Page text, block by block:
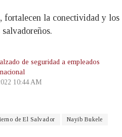
fortalecen la conectividad y
de seguridad a empleados
10:44 AM
de El Salvador Nayib Bukele